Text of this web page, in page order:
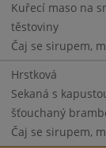
Kuřecí maso na
těstoviny
Čaj se sirupem,
Hrstková
Sekaná s
šťouchaný
Čaj se sirupem,